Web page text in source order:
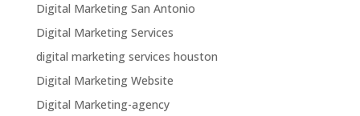
Digital Marketing San Antonio
Digital Marketing Services
digital marketing services houston
Digital Marketing Website
Digital Marketing-agency